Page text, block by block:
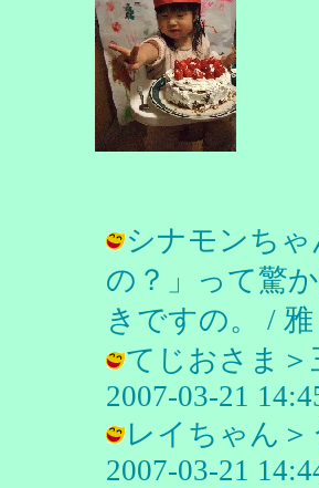
シナモンち
の？」って驚
きですの。 /
てじおさま＞
2007-03-21
レイちゃん＞
2007-03-21